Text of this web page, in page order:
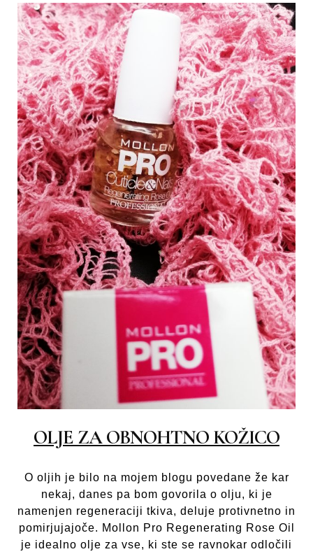
OLJE ZA OBNOHTNO KOŽICO
O oljih je bilo na mojem blogu povedane že kar
nekaj, danes pa bom govorila o olju, ki je
namenjen regeneraciji tkiva, deluje protivnetno in
pomirjujajoče. Mollon Pro Regenerating Rose Oil
je idealno olje za vse, ki ste se ravnokar odločili